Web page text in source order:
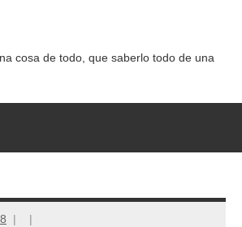
cosa de todo, que saberlo todo de una